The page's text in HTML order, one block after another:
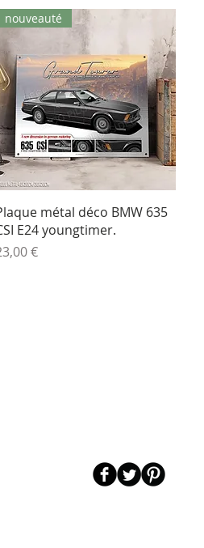
Aperçu rapide
nouveauté
métal déco BMW 635
E24 youngtimer.
€